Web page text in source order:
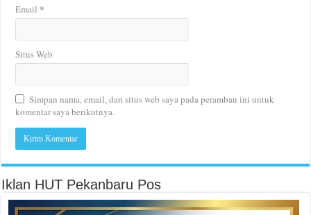
Email *
Situs Web
Simpan nama, email, dan situs web saya pada peramban ini untuk
komentar saya berikutnya.
Iklan HUT Pekanbaru Pos